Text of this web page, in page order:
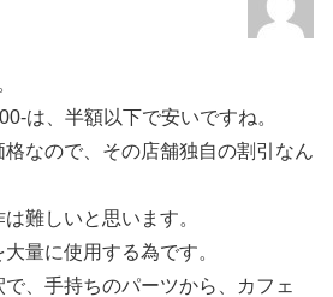
は、半額以下で安いですね。
なので、その店舗独自の割引なん
難しいと思います。
量に使用する為です。
、手持ちのパーツから、カフェ